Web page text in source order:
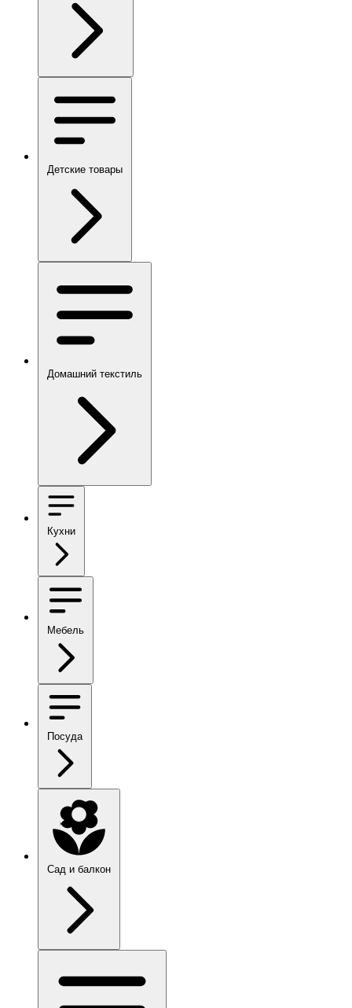
Детские товары
Домашний текстиль
Кухни
Мебель
Посуда
Сад и балкон